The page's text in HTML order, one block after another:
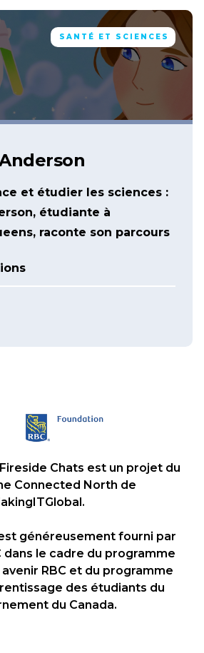
SANTÉ ET SCIENCES
et étudier les sciences :
étudiante à
raconte son parcours
Chats est un projet du
Connected North de
généreusement fourni par
dans le cadre du programme
RBC et du programme
des étudiants du
du Canada.